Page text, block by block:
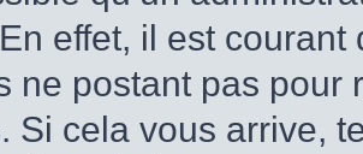
effet, il est
ne postant pas
Si cela vous arrive,